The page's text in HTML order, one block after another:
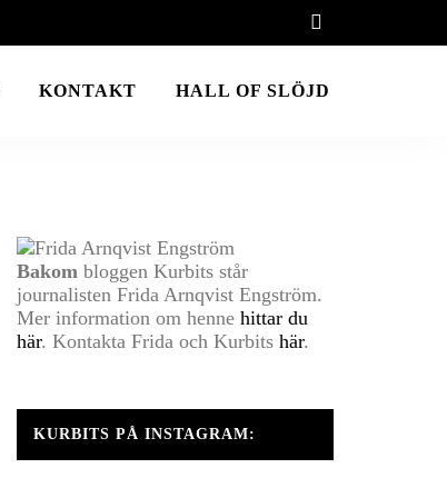
KONTAKT HALL OF SLÖJD
Bakom bloggen Kurbits står
journalisten Frida Arnqvist Engström.
Mer information om henne hittar du
här. Kontakta Frida och Kurbits här.
KURBITS PÅ INSTAGRAM: